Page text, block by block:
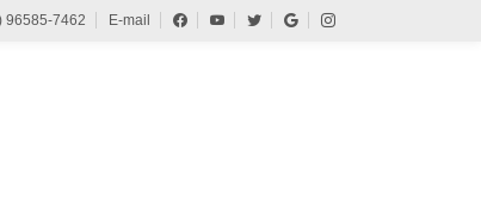
96585-7462 E-mail